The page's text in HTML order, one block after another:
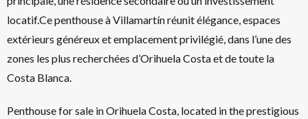
locatif.Ce penthouse à Villamartín réunit élégance, espaces
extérieurs généreux et emplacement privilégié, dans l’une des
zones les plus recherchées d’Orihuela Costa et de toute la
Costa Blanca.
Penthouse for sale in Orihuela Costa, located in the prestigious